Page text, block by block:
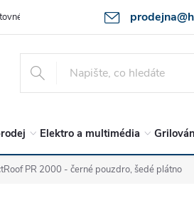
Ochrana osob. údajů - GDPR
Elektro a multimédia
PR 2000 - černé pouzdro, šedé plátno